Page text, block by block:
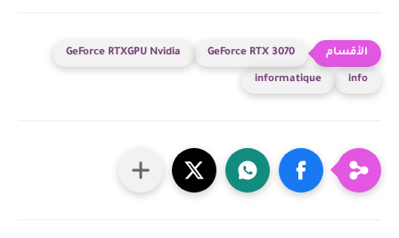
GeForce RTX 3070
GeForce RTXGPU Nvidia
info
informatique